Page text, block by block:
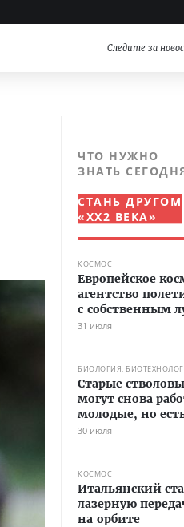
Следите за
ЧТО НУЖНО
ЗНАТЬ
СТАНЬ ДРУГОМ
«XX2 ВЕКА»
КОСМОС
Европейское
агентство
с собственным
31 июля
БИОЛОГИЯ,
Старые
могут снова
молодые, но
30 июля
КОСМОС
Итальянский
лазерную
на орбите